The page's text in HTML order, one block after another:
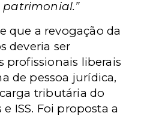
que a revogação da
deveria ser
profissionais liberais
de pessoa jurídica,
tributária do
e ISS. Foi proposta a